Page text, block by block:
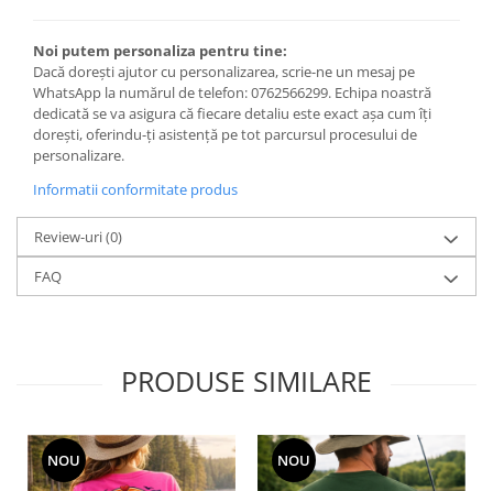
Noi putem personaliza pentru tine:
Dacă dorești ajutor cu personalizarea, scrie-ne un mesaj pe
WhatsApp la numărul de telefon: 0762566299. Echipa noastră
dedicată se va asigura că fiecare detaliu este exact așa cum îți
dorești, oferindu-ți asistență pe tot parcursul procesului de
personalizare.
Informatii conformitate produs
Review-uri(0)
FAQ
PRODUSE SIMILARE
NOU NOU